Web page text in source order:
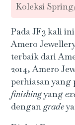
Koleksi
Pada JF3 kali
Amero
terbaik dari
2014, Amero
perhiasan yang
finishingyang
dengangrade